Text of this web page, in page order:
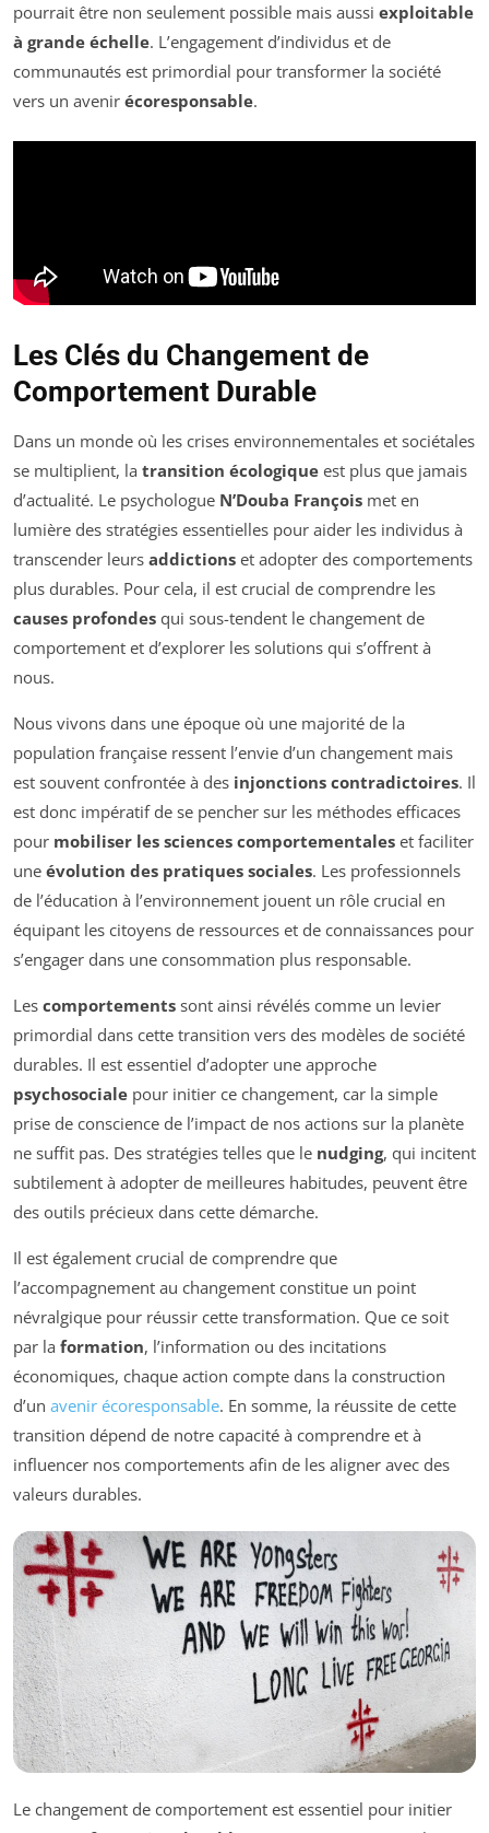
pourrait être non seulement possible mais aussi exploitable
à grande échelle. L’engagement d’individus et de
communautés est primordial pour transformer la société
vers un avenir écoresponsable.
Les Clés du Changement de
Comportement Durable
Dans un monde où les crises environnementales et sociétales
se multiplient, la transition écologique est plus que jamais
d’actualité. Le psychologue N’Douba François met en
lumière des stratégies essentielles pour aider les individus à
transcender leurs addictions et adopter des comportements
plus durables. Pour cela, il est crucial de comprendre les
causes profondes qui sous-tendent le changement de
comportement et d’explorer les solutions qui s’offrent à
nous.
Nous vivons dans une époque où une majorité de la
population française ressent l’envie d’un changement mais
est souvent confrontée à des injonctions contradictoires. Il
est donc impératif de se pencher sur les méthodes efficaces
pour mobiliser les sciences comportementales et faciliter
une évolution des pratiques sociales. Les professionnels
de l’éducation à l’environnement jouent un rôle crucial en
équipant les citoyens de ressources et de connaissances pour
s’engager dans une consommation plus responsable.
Les comportements sont ainsi révélés comme un levier
primordial dans cette transition vers des modèles de société
durables. Il est essentiel d’adopter une approche
psychosociale pour initier ce changement, car la simple
prise de conscience de l’impact de nos actions sur la planète
ne suffit pas. Des stratégies telles que le nudging, qui incitent
subtilement à adopter de meilleures habitudes, peuvent être
des outils précieux dans cette démarche.
Il est également crucial de comprendre que
l’accompagnement au changement constitue un point
névralgique pour réussir cette transformation. Que ce soit
par la formation, l’information ou des incitations
économiques, chaque action compte dans la construction
d’un avenir écoresponsable. En somme, la réussite de cette
transition dépend de notre capacité à comprendre et à
influencer nos comportements afin de les aligner avec des
valeurs durables.
Le changement de comportement est essentiel pour initier